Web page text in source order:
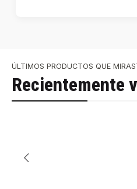
ÚLTIMOS PRODUCTOS QUE
Recientemente